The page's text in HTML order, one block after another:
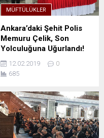
MÜFTÜLÜKLER
Ankara’daki Şehit Polis
Memuru Çelik, Son
Yolculuğuna Uğurlandı!
12.02.2019
0
685